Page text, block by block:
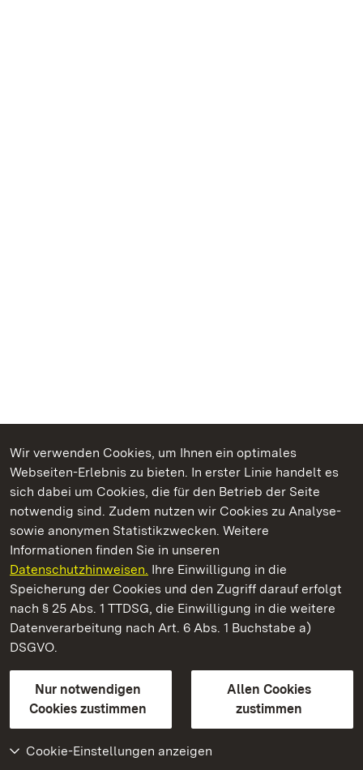
Wir verwenden Cookies, um Ihnen ein optimales
Webseiten-Erlebnis zu bieten. In erster Linie handelt es
sich dabei um Cookies, die für den Betrieb der Seite
notwendig sind. Zudem nutzen wir Cookies zu Analyse-
sowie anonymen Statistikzwecken. Weitere
Informationen finden Sie in unseren
Datenschutzhinweisen. Ihre Einwilligung in die
Speicherung der Cookies und den Zugriff darauf erfolgt
nach § 25 Abs. 1 TTDSG, die Einwilligung in die weitere
Datenverarbeitung nach Art. 6 Abs. 1 Buchstabe a)
DSGVO.
Nur notwendigen
Cookies zustimmen
Allen Cookies
zustimmen
Cookie-Einstellungen anzeigen
Kommen. Staunen. Genießen.
Kloster Lorch
Staatliche Schlösser und Gärten Baden-Württemberg
Kontakt
GebärdenspracheLeichte Sprache
Erklärung zur Barrierefreiheit
BITV-konform (geprüfte Seiten)
Weiteres